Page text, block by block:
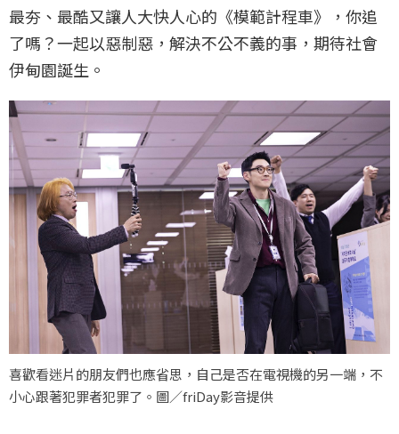
最夯、最酷又讓人大快人心的《模範計程車》，你追
了嗎？一起以惡制惡，解決不公不義的事，期待社會
伊甸園誕生。
喜歡看迷片的朋友們也應省思，自己是否在電視機的另一端，不
小心跟著犯罪者犯罪了。圖／friDay影音提供